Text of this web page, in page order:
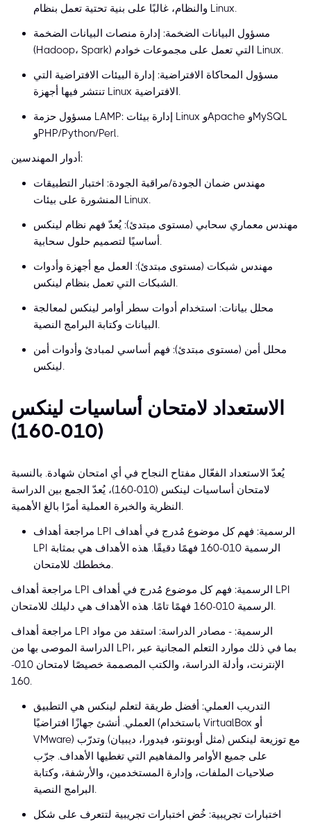
والنظام، غالبًا على بنية تحتية تعمل بنظام Linux.
مسؤول البيانات الضخمة: إدارة منصات البيانات الضخمة
(Hadoop، Spark) التي تعمل على مجموعات خوادم Linux.
مسؤول المحاكاة الافتراضية: إدارة البيئات الافتراضية التي
تنتشر فيها أجهزة Linux الافتراضية.
مسؤول حزمة LAMP: إدارة بيئات Linux وApache وMySQL
وPHP/Python/Perl.
أدوار المهندسين:
مهندس ضمان الجودة/مراقبة الجودة: اختبار التطبيقات
المنشورة على بيئات Linux.
مهندس معماري سحابي (مستوى مبتدئ): يُعدّ فهم نظام لينكس
أساسيًا لتصميم حلول سحابية.
مهندس شبكات (مستوى مبتدئ): العمل مع أجهزة وأدوات
الشبكات التي تعمل بنظام لينكس.
محلل بيانات: استخدام أدوات سطر أوامر لينكس لمعالجة
البيانات وكتابة البرامج النصية.
محلل أمن (مستوى مبتدئ): فهم أساسي لمبادئ وأدوات أمن
لينكس.
الاستعداد لامتحان أساسيات لينكس
(010-160)
يُعدّ الاستعداد الفعّال مفتاح النجاح في أي امتحان شهادة. بالنسبة
لامتحان أساسيات لينكس (010-160)، يُعدّ الجمع بين الدراسة
النظرية والخبرة العملية أمرًا بالغ الأهمية.
مراجعة أهداف LPI الرسمية: فهم كل موضوع مُدرج في أهداف
LPI الرسمية 010-160 فهمًا دقيقًا. هذه الأهداف هي بمثابة
مخططك للامتحان.
مراجعة أهداف LPI الرسمية: فهم كل موضوع مُدرج في أهداف LPI
الرسمية 010-160 فهمًا تامًا. هذه الأهداف هي دليلك للامتحان.
مراجعة أهداف LPI الرسمية: - مصادر الدراسة: استفد من مواد
الدراسة الموصى بها من LPI، بما في ذلك موارد التعلم المجانية عبر
الإنترنت، وأدلة الدراسة، والكتب المصممة خصيصًا لامتحان 010-
160.
التدريب العملي: أفضل طريقة لتعلم لينكس هي التطبيق
العملي. أنشئ جهازًا افتراضيًا (باستخدام VirtualBox أو
VMware) مع توزيعة لينكس (مثل أوبونتو، فيدورا، ديبيان) وتدرّب
على جميع الأوامر والمفاهيم التي تغطيها الأهداف. جرّب
صلاحيات الملفات، وإدارة المستخدمين، والأرشفة، وكتابة
البرامج النصية.
اختبارات تجريبية: خُض اختبارات تجريبية لتتعرف على شكل